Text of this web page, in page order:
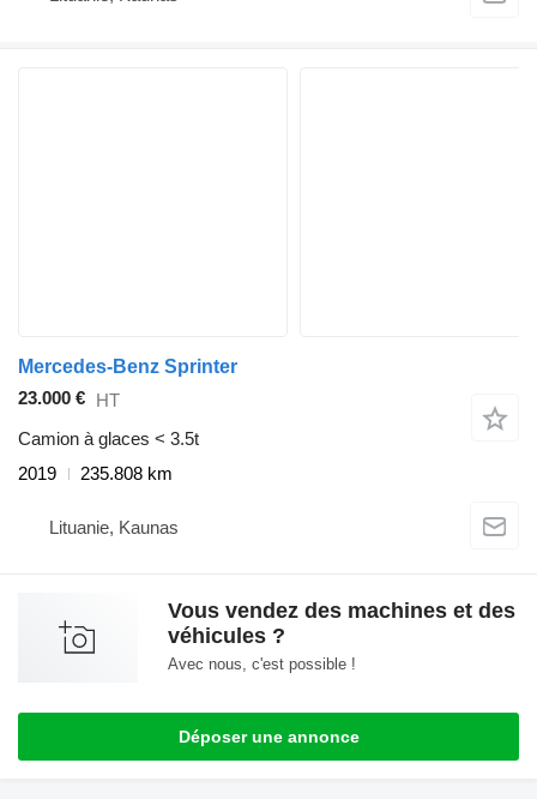
Mercedes-Benz Sprinter
23.000 € HT
Camion à glaces < 3.5t
2019
235.808 km
Lituanie, Kaunas
Vous vendez des machines et des
véhicules ?
Avec nous, c'est possible !
Déposer une annonce